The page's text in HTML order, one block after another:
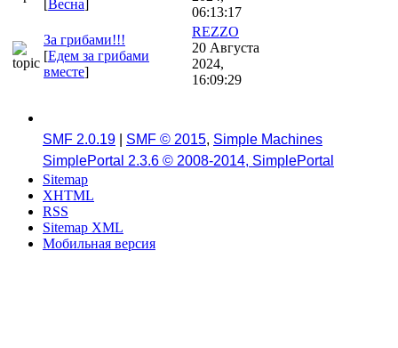
[Весна]
06:13:17
За грибами!!!
[Едем за грибами
вместе]
REZZO
20 Августа
2024,
16:09:29
SMF 2.0.19 SMF © 2015, Simple Machines
SimplePortal 2.3.6 © 2008-2014, SimplePortal
Sitemap
XHTML
RSS
Sitemap XML
Мобильная версия